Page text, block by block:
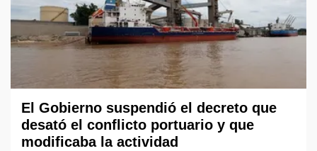
El Gobierno suspendió el decreto que
desató el conflicto portuario y que
modificaba la actividad